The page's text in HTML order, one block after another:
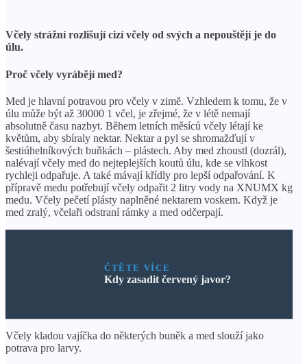
Včely strážní rozlišují cizí včely od svých a nepouštějí je do
úlu.
Proč včely vyrábějí med?
Med je hlavní potravou pro včely v zimě. Vzhledem k tomu, že v
úlu může být až 30000 1 včel, je zřejmé, že v létě nemají
absolutně času nazbyt. Během letních měsíců včely létají ke
květům, aby sbíraly nektar. Nektar a pyl se shromažďují v
šestiúhelníkových buňkách – plástech. Aby med zhoustl (dozrál),
nalévají včely med do nejteplejších koutů úlu, kde se vlhkost
rychleji odpařuje. A také mávají křídly pro lepší odpařování. K
přípravě medu potřebují včely odpařit 2 litry vody na XNUMX kg
medu. Včely pečetí plásty naplněné nektarem voskem. Když je
med zralý, včelaři odstraní rámky a med odčerpají.
ČTĚTE VÍCE
Kdy zasadit červený javor?
Včely kladou vajíčka do některých buněk a med slouží jako
potrava pro larvy.